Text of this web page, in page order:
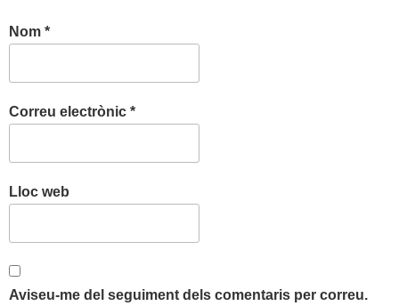
Nom *
Correu electrònic *
Lloc web
Aviseu-me del seguiment dels comentaris per correu.